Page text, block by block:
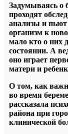
Задумываясь о
проходят
анализы и
организм к
мало кто о них
состоянии. А
оно играет
матери и
О том, как
во время
рассказала
района при
клинической